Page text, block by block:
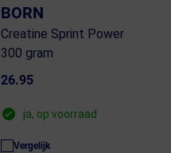
BORN
Creatine Sprint Power
300 gram
26.95
ja, op voorraad
Vergelijk